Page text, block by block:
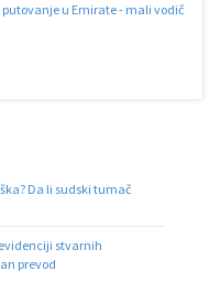
u Emirate - mali vodič
Da li sudski tumač
stvarnih
prevod